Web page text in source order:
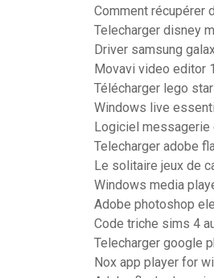
Comment récupérer
Telecharger disney
Driver samsung
Movavi video editor
Télécharger lego
Windows live
Logiciel
Telecharger adobe
Le solitaire jeux de
Windows media
Adobe photoshop
Code triche sims 4
Telecharger google
Nox app player for